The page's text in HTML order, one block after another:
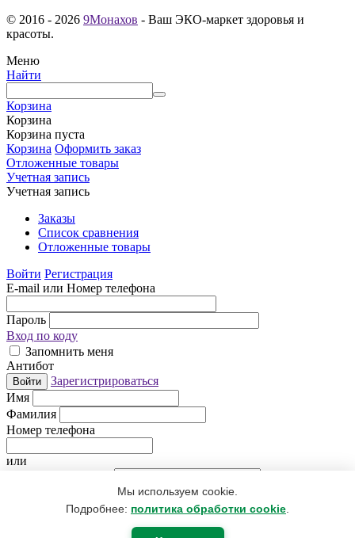
Мы используем cookie.
Подробнее: политика обработки cookie
© 2016 - 2026 9Монахов - Ваш ЭКО-маркет здоровья и
красоты.
Меню
Найти
Корзина
Корзина
Корзина пуста
Корзина Оформить заказ
Отложенные товары
Учетная запись
Учетная запись
Заказы
Список сравнения
Отложенные товары
Войти Регистрация
E-mail или Номер телефона
Пароль
Вход по коду
Запомнить меня
Антибот
Войти
Зарегистрироваться
Имя
Фамилия
Номер телефона
или